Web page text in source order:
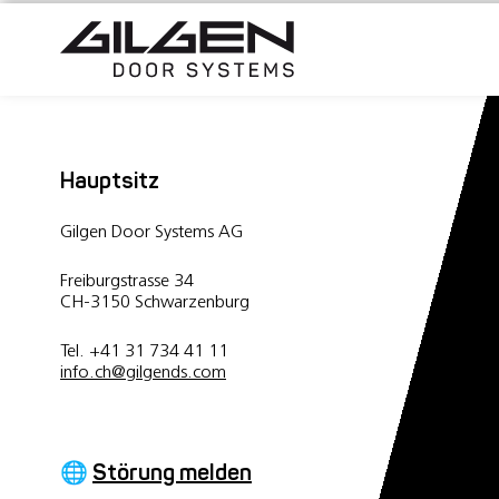
Hauptsitz
Gilgen Door Systems AG
Freiburgstrasse 34
CH-3150 Schwarzenburg
Tel. +41 31 734 41 11
info.ch@gilgends.com
🌐 Störung melden